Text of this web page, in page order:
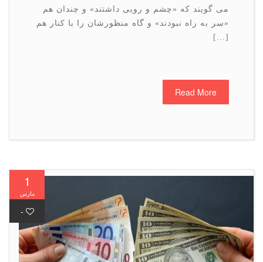
می گویند که «چشم و رویی داشتند» و چندان هم
«سر به راه نبودند» و گاه منظورشان را با کنار هم
Read More
1